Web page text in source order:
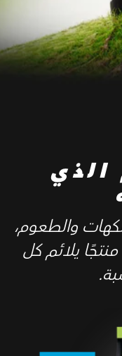
الذي
والطعوم،
‎ منتجًا يلائم كل